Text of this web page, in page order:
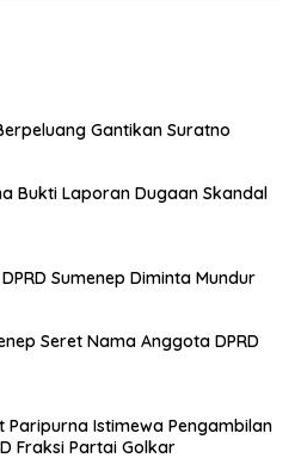
Gantikan Suratno
Bukti Laporan Dugaan Skandal
Sumenep Diminta Mundur
Seret Nama Anggota DPRD
Paripurna Istimewa Pengambilan
Fraksi Partai Golkar